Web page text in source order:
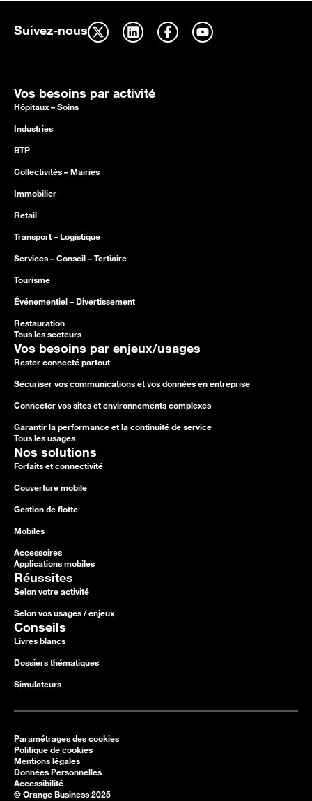
Suivez-nous
Vos besoins par activité
Hôpitaux – Soins
Industries
BTP
Collectivités – Mairies
Immobilier
Retail
Transport – Logistique
Services – Conseil – Tertiaire
Tourisme
Événementiel – Divertissement
Restauration
Tous les secteurs
Vos besoins par enjeux/usages
Rester connecté partout
Sécuriser vos communications et vos données en entreprise
Connecter vos sites et environnements complexes
Garantir la performance et la continuité de service
Tous les usages
Nos solutions
Forfaits et connectivité
Couverture mobile
Gestion de flotte
Mobiles
Accessoires
Applications mobiles
Réussites
Selon votre activité
Selon vos usages / enjeux
Conseils
Livres blancs
Dossiers thématiques
Simulateurs
Paramétrages des cookies
Politique de cookies
Mentions légales
Données Personnelles
Accessibilité
© Orange Business 2025